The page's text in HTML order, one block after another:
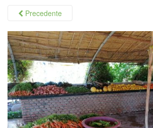
Precedente